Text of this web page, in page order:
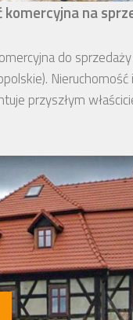
na
do
przyszłym